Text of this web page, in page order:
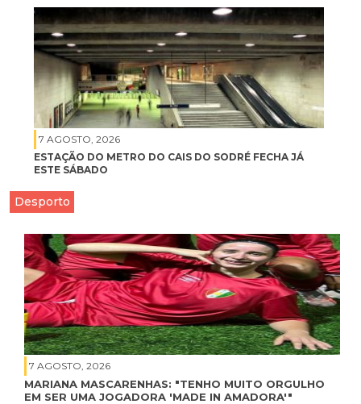
7 AGOSTO, 2026
ESTAÇÃO DO METRO DO CAIS DO SODRÉ FECHA JÁ
ESTE SÁBADO
Desporto
7 AGOSTO, 2026
MARIANA MASCARENHAS: "TENHO MUITO ORGULHO
EM SER UMA JOGADORA 'MADE IN AMADORA'"